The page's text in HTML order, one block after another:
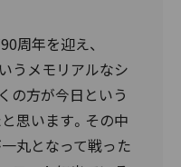
周年を迎え、
うメモリアルなシ
の方が今日という
思います。その中
丸となって戦った